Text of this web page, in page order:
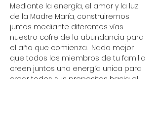
Mediante la energía, el amor y la luz
de la Madre María, construiremos
juntos mediante diferentes vías
nuestro cofre de la abundancia para
el año que comienza.  Nada mejor
que todos los miembros de tu familia
creen juntos una energía unica para
crear todos sus propositos hacia el